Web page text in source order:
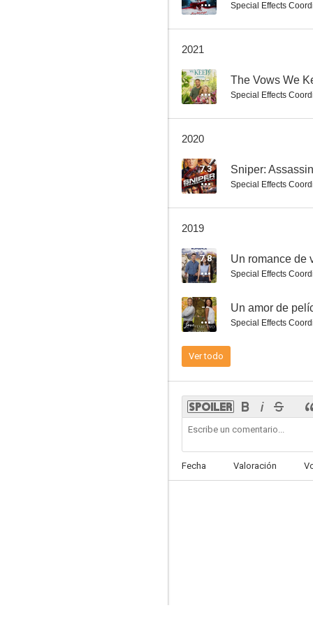
--
--
Special Effects
2021
-- The Vows We
Special Effects
2020
7.3 Sniper:
Special Effects
2019
7.8 Un romance de
Special Effects
-- Un amor de
Special Effects
Ver todo
Fecha Valoración